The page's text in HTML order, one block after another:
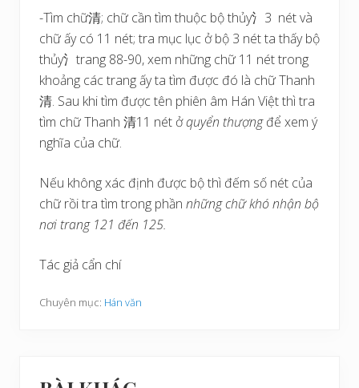
-Tìm chữ清; chữ cần tìm thuộc bộ thủy氵3 nét và
chữ ấy có 11 nét; tra mục lục ở bộ 3 nét ta thấy bộ
thủy氵trang 88-90, xem những chữ 11 nét trong
khoảng các trang ấy ta tìm được đó là chữ Thanh
清. Sau khi tìm được tên phiên âm Hán Việt thì tra
tìm chữ Thanh 清11 nét ởquyển thượngđể xem ý
nghĩa của chữ.
Nếu không xác định được bộ thì đếm số nét của
chữ rồi tra tìm trong phần những chữ khó nhận bộ
nơi trang 121 đến 125.
Tác giả cẩn chí
Chuyên mục: Hán văn